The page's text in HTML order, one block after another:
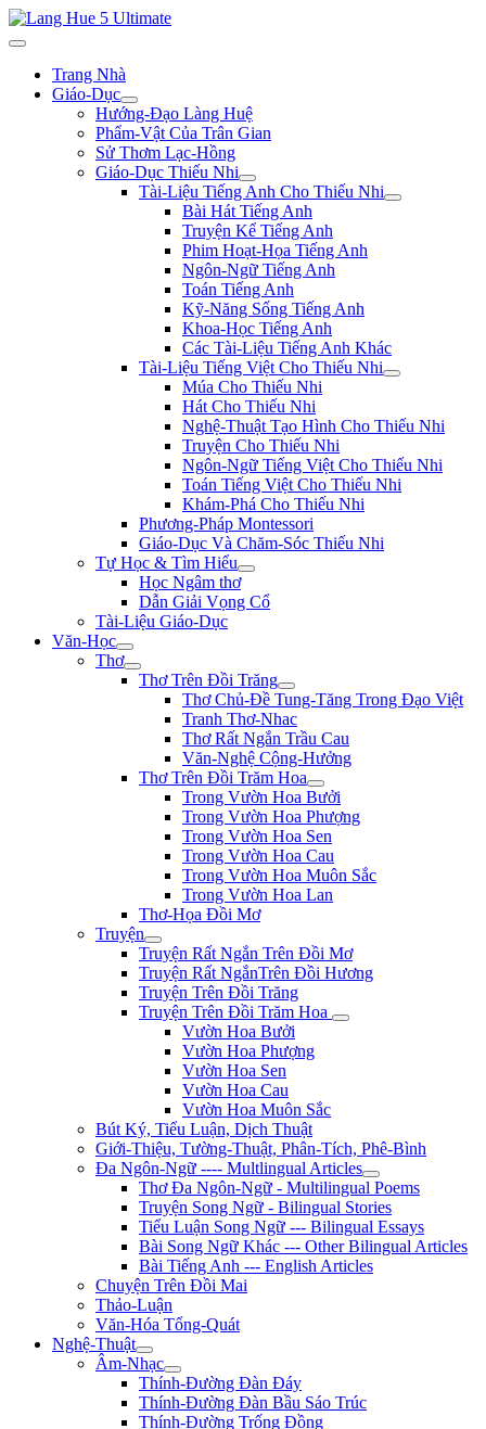
Trang Nhà
Giáo-Dục
Hướng-Đạo Làng Huệ
Phẩm-Vật Của Trân Gian
Sử Thơm Lạc-Hồng
Giáo-Dục Thiếu Nhi
Tài-Liệu Tiếng Anh Cho Thiếu Nhi
Bài Hát Tiếng Anh
Truyện Kể Tiếng Anh
Phim Hoạt-Họa Tiếng Anh
Ngôn-Ngữ Tiếng Anh
Toán Tiếng Anh
Kỹ-Năng Sống Tiếng Anh
Khoa-Học Tiếng Anh
Các Tài-Liệu Tiếng Anh Khác
Tài-Liệu Tiếng Việt Cho Thiếu Nhi
Múa Cho Thiếu Nhi
Hát Cho Thiếu Nhi
Nghệ-Thuật Tạo Hình Cho Thiếu Nhi
Truyện Cho Thiếu Nhi
Ngôn-Ngữ Tiếng Việt Cho Thiếu Nhi
Toán Tiếng Việt Cho Thiếu Nhi
Khám-Phá Cho Thiếu Nhi
Phương-Pháp Montessori
Giáo-Dục Và Chăm-Sóc Thiếu Nhi
Tự Học & Tìm Hiểu
Học Ngâm thơ
Dẫn Giải Vọng Cổ
Tài-Liệu Giáo-Dục
Văn-Học
Thơ
Thơ Trên Đồi Trăng
Thơ Chủ-Đề Tung-Tăng Trong Đạo Việt
Tranh Thơ-Nhac
Thơ Rất Ngắn Trầu Cau
Văn-Nghệ Cộng-Hưởng
Thơ Trên Đồi Trăm Hoa
Trong Vườn Hoa Bưởi
Trong Vườn Hoa Phượng
Trong Vườn Hoa Sen
Trong Vườn Hoa Cau
Trong Vườn Hoa Muôn Sắc
Trong Vườn Hoa Lan
Thơ-Họa Đồi Mơ
Truyện
Truyện Rất Ngắn Trên Đồi Mơ
Truyện Rất NgắnTrên Đồi Hương
Truyện Trên Đồi Trăng
Truyện Trên Đồi Trăm Hoa
Vườn Hoa Bưởi
Vườn Hoa Phượng
Vườn Hoa Sen
Vườn Hoa Cau
Vườn Hoa Muôn Sắc
Bút Ký, Tiểu Luận, Dịch Thuật
Giới-Thiệu, Tường-Thuật, Phân-Tích, Phê-Bình
Đa Ngôn-Ngữ ---- Multlingual Articles
Thơ Đa Ngôn-Ngữ - Multilingual Poems
Truyện Song Ngữ - Bilingual Stories
Tiểu Luận Song Ngữ --- Bilingual Essays
Bài Song Ngữ Khác --- Other Bilingual Articles
Bài Tiếng Anh --- English Articles
Chuyện Trên Đồi Mai
Thảo-Luận
Văn-Hóa Tổng-Quát
Nghệ-Thuật
Âm-Nhạc
Thính-Đường Đàn Đáy
Thính-Đường Đàn Bầu Sáo Trúc
Thính-Đường Trống Đồng